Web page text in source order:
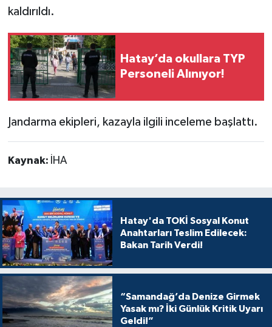
kaldırıldı.
Hatay’da okullara TYP
Personeli Alınıyor!
Jandarma ekipleri, kazayla ilgili inceleme başlattı.
Kaynak: İHA
Hatay'da TOKİ Sosyal Konut
Anahtarları Teslim Edilecek:
Bakan Tarih Verdi!
“Samandağ’da Denize Girmek
Yasak mı? İki Günlük Kritik Uyarı
Geldi!”